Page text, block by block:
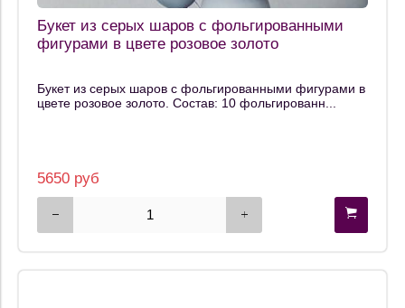
Букет из серых шаров с фольгированными
фигурами в цвете розовое золото
Букет из серых шаров с фольгированными фигурами в
цвете розовое золото. Состав: 10 фольгированн...
5650 руб